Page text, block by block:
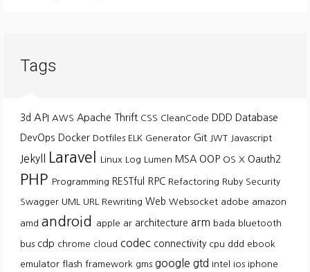
Tags
3d API AWS Apache Thrift CSS CleanCode DDD Database
DevOps Docker Dotfiles ELK Generator Git JWT Javascript
Jekyll Laravel Linux Log Lumen MSA OOP OS X Oauth2
PHP Programming RESTful RPC Refactoring Ruby Security
Swagger UML URL Rewriting Web Websocket adobe amazon
amd android apple ar architecture arm bada bluetooth
bus cdp chrome cloud codec connectivity cpu ddd ebook
emulator flash framework gms google gtd intel ios iphone